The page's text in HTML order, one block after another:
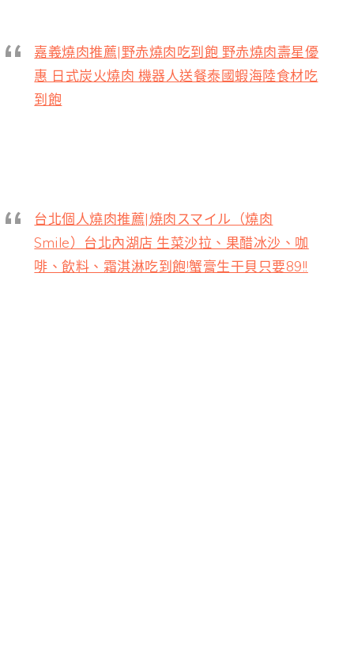
嘉義燒肉推薦|野赤燒肉吃到飽 野赤燒肉壽星優
惠 日式炭火燒肉 機器人送餐泰國蝦海陸食材吃
到飽
台北個人燒肉推薦|焼肉スマイル（燒肉
Smile）台北內湖店 生菜沙拉、果醋冰沙、咖
啡、飲料、霜淇淋吃到飽!蟹膏生干貝只要89!!